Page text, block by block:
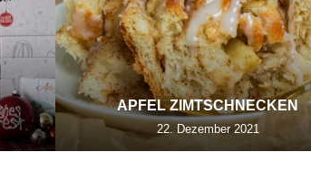
APFEL ZIMTSCHNECKEN
22. Dezember 2021